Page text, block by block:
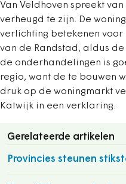
Van Veldhoven spreekt
verheugd te zijn. De
verlichting betekenen voor
van de Randstad, aldus
de onderhandelingen is
regio, want de te bouwen
druk op de woningmarkt
Katwijk in een verklaring.
Gerelateerde artikelen
Provincies steunen